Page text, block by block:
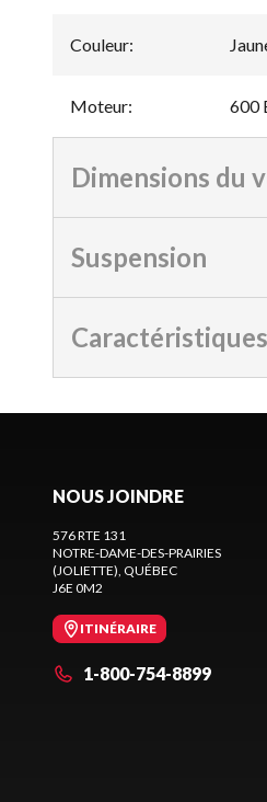
Couleur:
Moteur: 600
Dimensions du
Suspension
Caractéristiques
NOUS JOINDRE
576 RTE 131
NOTRE-DAME-DES-PRAIRIES
(JOLIETTE) , QUÉBEC
J6E 0M2
ITINÉRAIRE
1-800-754-8899